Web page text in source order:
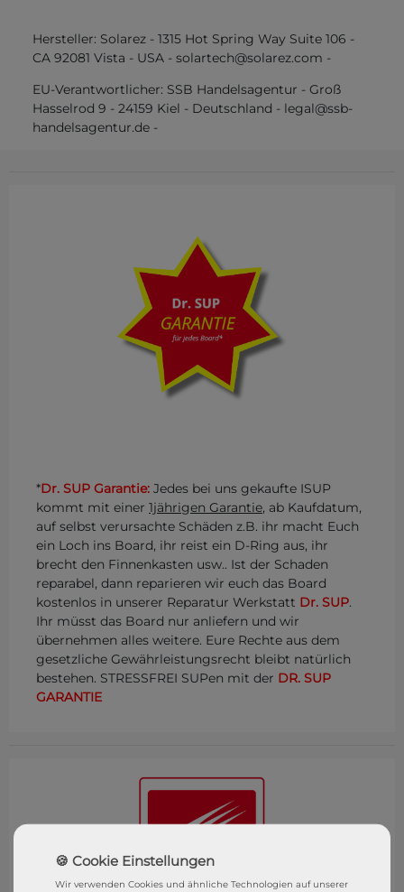
Hersteller: Solarez - 1315 Hot Spring Way Suite 106 -
CA 92081 Vista - USA - solartech@solarez.com -
EU-Verantwortlicher: SSB Handelsagentur - Groß
Hasselrod 9 - 24159 Kiel - Deutschland - legal@ssb-
handelsagentur.de -
*Dr. SUP Garantie: Jedes bei uns gekaufte ISUP
kommt mit einer 1jährigen Garantie, ab Kaufdatum,
auf selbst verursachte Schäden z.B. ihr macht Euch
ein Loch ins Board, ihr reist ein D-Ring aus, ihr
brecht den Finnenkasten usw.. Ist der Schaden
reparabel, dann reparieren wir euch das Board
kostenlos in unserer Reparatur Werkstatt Dr. SUP.
Ihr müsst das Board nur anliefern und wir
übernehmen alles weitere. Eure Rechte aus dem
gesetzliche Gewährleistungsrecht bleibt natürlich
bestehen. STRESSFREI SUPen mit der DR. SUP
GARANTIE
Wir verwenden Cookies und ähnliche Technologien auf unserer